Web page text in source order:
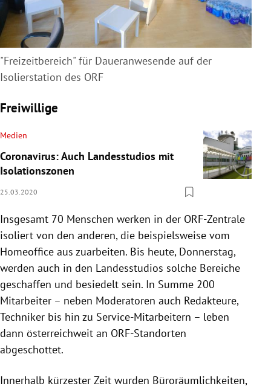
"Freizeitbereich" für Daueranwesende auf der
Isolierstation des ORF
Freiwillige
Medien
Coronavirus: Auch Landesstudios mit
Isolationszonen
25.03.2020
Insgesamt 70 Menschen werken in der ORF-Zentrale
isoliert von den anderen, die beispielsweise vom
Homeoffice aus zuarbeiten. Bis heute, Donnerstag,
werden auch in den Landesstudios solche Bereiche
geschaffen und besiedelt sein. In Summe 200
Mitarbeiter – neben Moderatoren auch Redakteure,
Techniker bis hin zu Service-Mitarbeitern – leben
dann österreichweit an ORF-Standorten
abgeschottet.
Innerhalb kürzester Zeit wurden Büroräumlichkeiten,